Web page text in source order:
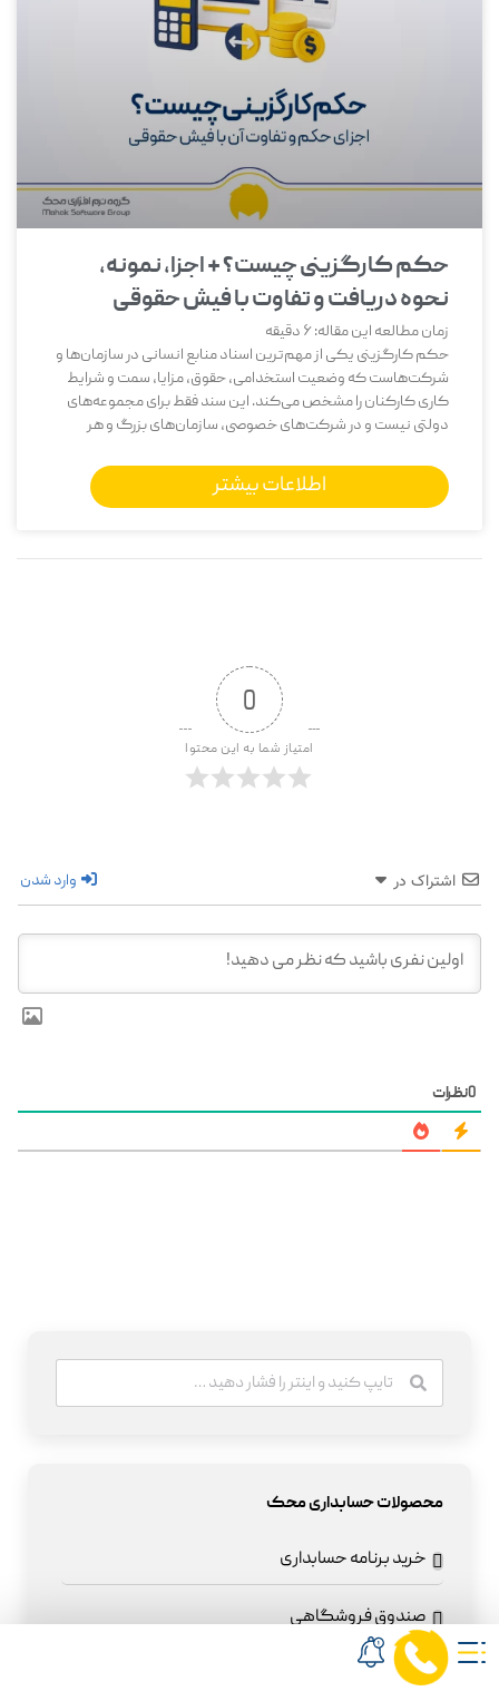
حکم کارگزینی چیست؟ + اجزا، نمونه،
نحوه دریافت و تفاوت با فیش حقوقی
زمان مطالعه این مقاله:6 دقیقه
حکم کارگزینی یکی از مهم‌ترین اسناد منابع انسانی در سازمان‌ها و
شرکت‌هاست که وضعیت استخدامی، حقوق، مزایا، سمت و شرایط
کاری کارکنان را مشخص می‌کند. این سند فقط برای مجموعه‌های
دولتی نیست و در شرکت‌های خصوصی، سازمان‌های بزرگ و هر
اطلاعات بیشتر
0
امتیاز شما به این محتوا
اشتراک در وارد شدن
0نظرات
محصولات حسابداری محک
خرید برنامه حسابداری
صندوق فروشگاهی
نرم افزار حسابداری رستوران